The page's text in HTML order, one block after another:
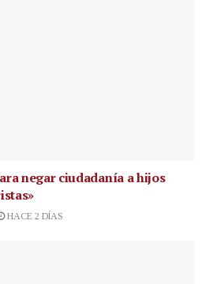
negar ciudadanía a hijos
HACE 2 DÍAS